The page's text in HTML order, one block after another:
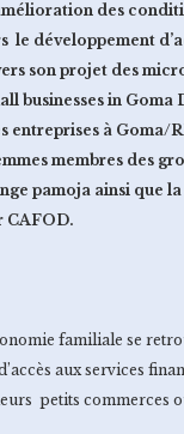
des
le développement
son projet des
businesses in Goma
entreprises à Goma/
membres des
pamoja ainsi que
CAFOD.
familiale se
aux services
petits commerces